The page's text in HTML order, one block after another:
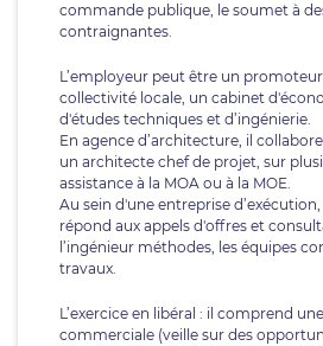
commande publique, le soumet à
contraignantes.
L’employeur peut être un
collectivité locale, un cabinet
d'études techniques et d’ingénierie.
En agence d’architecture, il
un architecte chef de projet, sur
assistance à la MOA ou à la MOE.
Au sein d'une entreprise
répond aux appels d'offres et
l’ingénieur méthodes, les équipes
travaux.
L’exercice en libéral : il comprend
commerciale (veille sur des